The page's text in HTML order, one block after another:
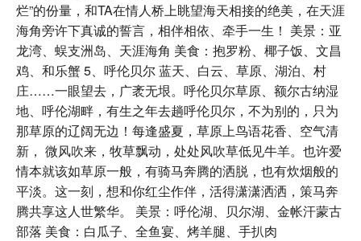
烂”的份量，和TA在情人桥上眺望海天相接的绝美，在天涯
海角旁许下真诚的誓言，相伴相依、牵手一生！ 美景：亚
龙湾、蜈支洲岛、天涯海角 美食：抱罗粉、椰子饭、文昌
鸡、和乐蟹 5、呼伦贝尔 蓝天、白云、草原、湖泊、村
庄……一眼望去，广袤无垠。呼伦贝尔草原、额尔古纳湿
地、呼伦湖畔，有生之年去趟呼伦贝尔，不为别的，只为
那草原的辽阔无边！每逢盛夏，草原上鸟语花香、空气清
新， 微风吹来，牧草飘动，处处风吹草低见牛羊。也许爱
情本就该如草原一般，有骑马奔腾的洒脱，也有炊烟般的
平淡。这一刻，想和你红尘作伴，活得潇潇洒洒，策马奔
腾共享这人世繁华。 美景：呼伦湖、贝尔湖、金帐汗蒙古
部落 美食：白瓜子、全鱼宴、烤羊腿、手扒肉